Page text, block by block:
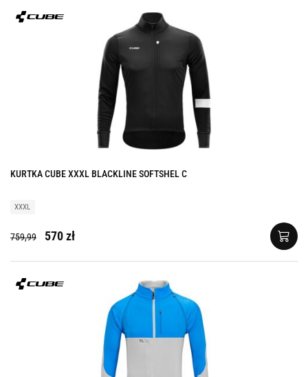
KURTKA CUBE XXXL BLACKLINE SOFTSHEL C
XXXL
759,99 570 zł